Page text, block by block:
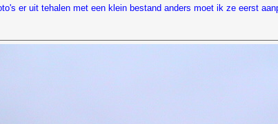
er uit tehalen met een klein bestand anders moet ik ze eerst